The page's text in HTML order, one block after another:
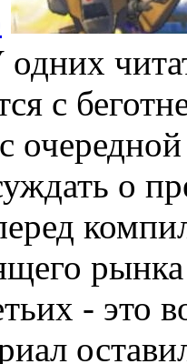
с
о
- это